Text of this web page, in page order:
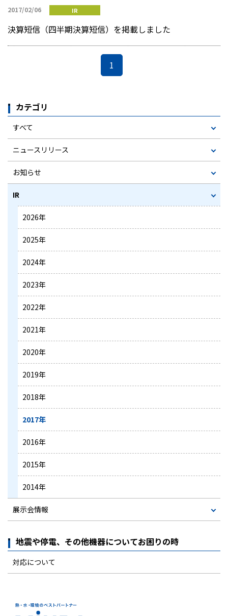
2017/02/06 IR
決算短信（四半期決算短信）を掲載しました
1
カテゴリ
すべて
ニュースリリース
お知らせ
IR
2026年
2025年
2024年
2023年
2022年
2021年
2020年
2019年
2018年
2017年
2016年
2015年
2014年
展示会情報
地震や停電、その他機器についてお困りの時
対応について